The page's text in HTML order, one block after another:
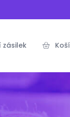
zásilek